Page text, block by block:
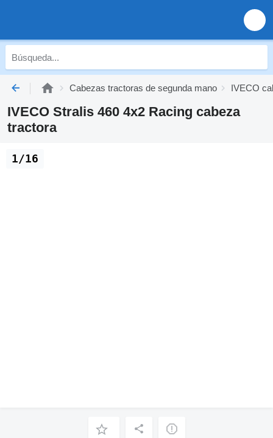
Cabezas tractoras de segunda mano IVECO
IVECO Stralis 460 4x2 Racing cabeza
tractora
1/16